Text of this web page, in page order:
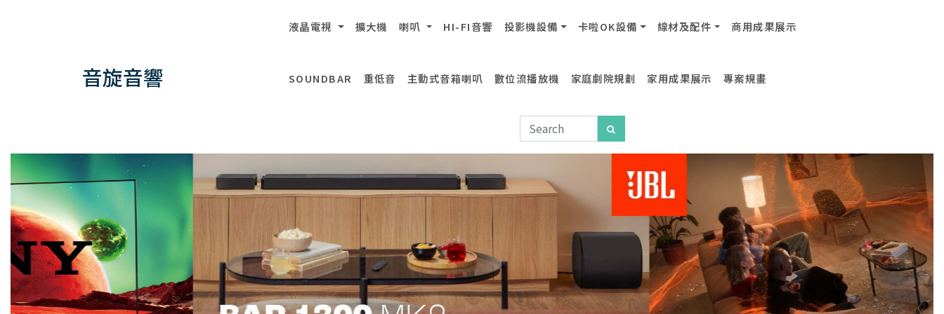
音旋音響
液晶電視 擴大機 喇叭 HI-FI音響 投影機設備 卡啦OK設備 線材及配件 商用成果展示
SOUNDBAR 重低音 主動式音箱喇叭 數位流播放機 家庭劇院規劃 家用成果展示 專案規畫